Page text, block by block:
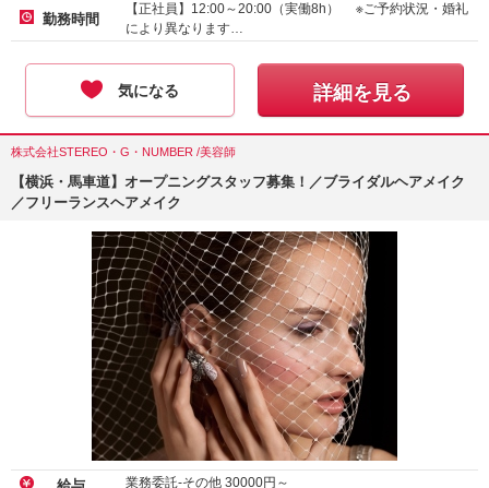
勤務時間
【正社員】12:00～20:00（実働8h） ※ご予約状況・婚礼
により異なります…
気になる 詳細を見る
株式会社STEREO・G・NUMBER /美容師
【横浜・馬車道】オープニングスタッフ募集！／ブライダルヘアメイク
／フリーランスヘアメイク
業務委託-その他 30000円～